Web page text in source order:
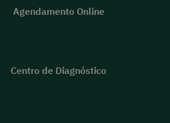
Agendamento Online
Centro de Diagnóstico